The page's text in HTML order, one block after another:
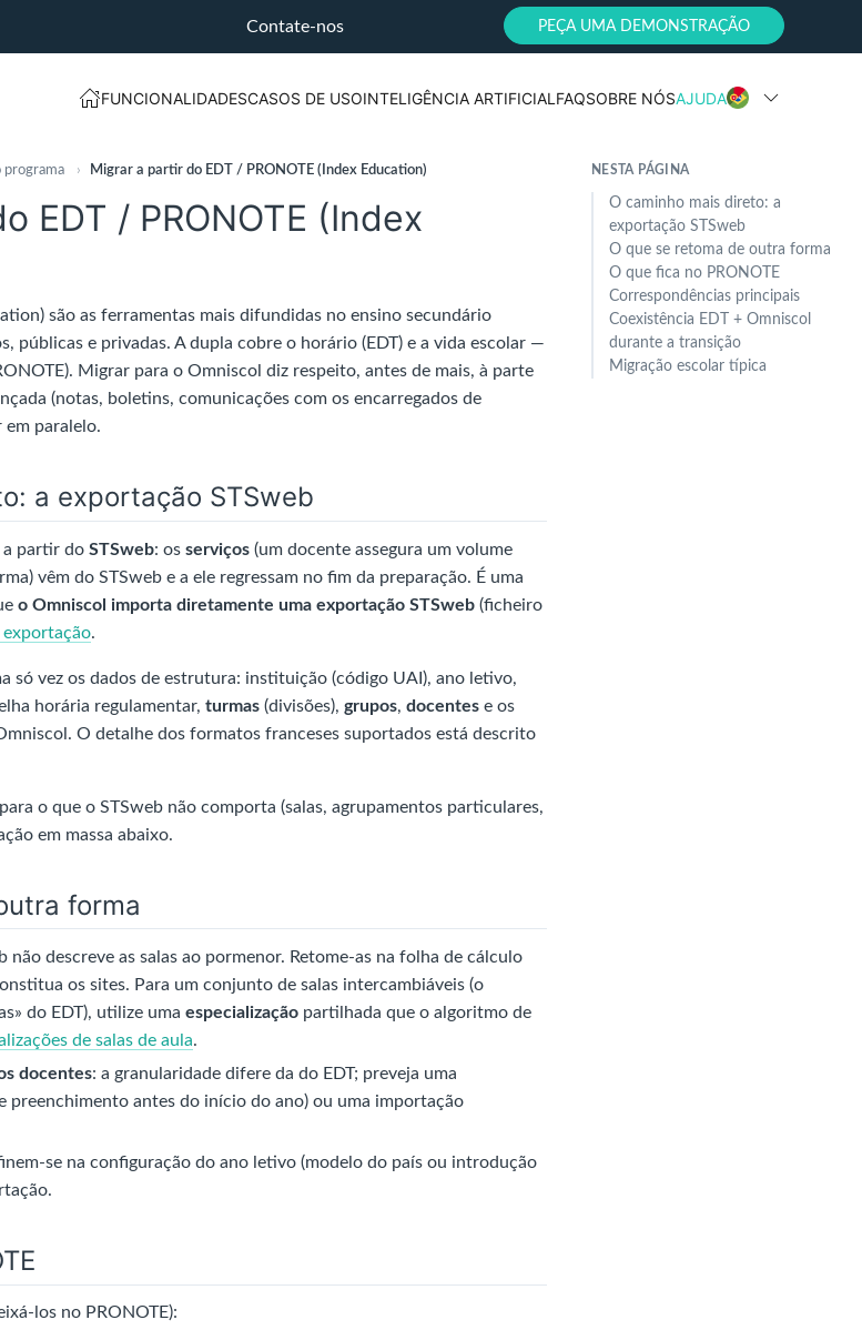
Contate-nos PEÇA UMA DEMONSTRAÇÃO
FUNCIONALIDADESCASOS DE USOINTELIGÊNCIA ARTIFICIAL FAQSOBRE NÓSAJUDA
programa › Migrar a partir do EDT / PRONOTE (Index Education)
EDT / PRONOTE (Index
são as ferramentas mais difundidas no ensino secundário
públicas e privadas. A dupla cobre o horário (EDT) e a vida escolar —
Migrar para o Omniscol diz respeito, antes de mais, à parte
(notas, boletins, comunicações com os encarregados de
em paralelo.
a exportação STSweb
a partir do STSweb: os serviços (um docente assegura um volume
vêm do STSweb e a ele regressam no fim da preparação. É uma
o Omniscol importa diretamente uma exportação STSweb (ficheiro
exportação.
só vez os dados de estrutura: instituição (código UAI), ano letivo,
horária regulamentar, turmas (divisões), grupos, docentes e os
O detalhe dos formatos franceses suportados está descrito
o que o STSweb não comporta (salas, agrupamentos particulares,
em massa abaixo.
forma
não descreve as salas ao pormenor. Retome-as na folha de cálculo
os sites. Para um conjunto de salas intercambiáveis (o
do EDT), utilize umaespecialização partilhada que o algoritmo de
de salas de aula.
docentes: a granularidade difere da do EDT; preveja uma
preenchimento antes do início do ano) ou uma importação
se na configuração do ano letivo (modelo do país ou introdução
los no PRONOTE):
NESTA PÁGINA
O caminho mais direto: a
exportação STSweb
O que se retoma de outra forma
O que fica no PRONOTE
Correspondências principais
Coexistência EDT + Omniscol
durante a transição
Migração escolar típica